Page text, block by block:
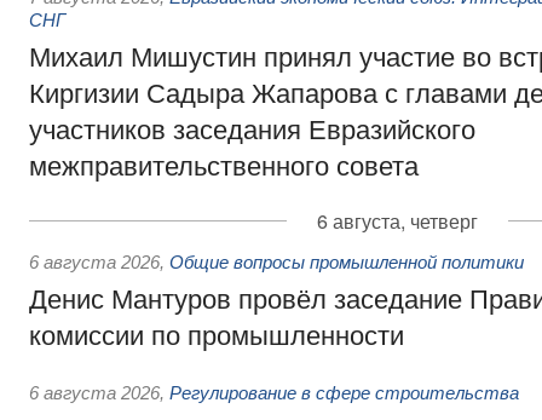
СНГ
Михаил Мишустин принял участие во
Киргизии Садыра Жапарова с главами
участников заседания Евразийского
межправительственного совета
6 августа, четверг
6 августа 2026, Общие вопросы промышленной политики
Денис Мантуров провёл заседание
комиссии по промышленности
6 августа 2026, Регулирование в сфере строительства